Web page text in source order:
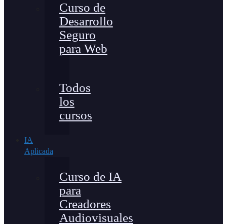
Curso de
Desarrollo
Seguro
para Web
Todos
los
cursos
IA
Aplicada
Curso de IA
para
Creadores
Audiovisuales